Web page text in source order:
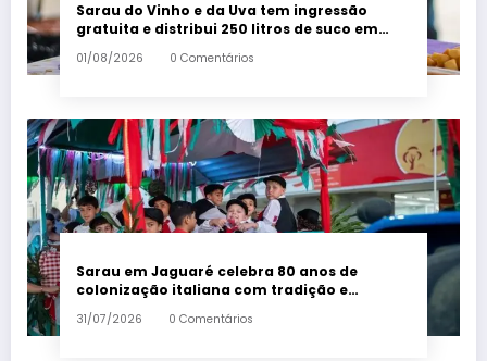
Sarau do Vinho e da Uva tem ingressão
gratuita e distribui 250 litros de suco em
Santa Teresa – Em Dia ES
01/08/2026 0 Comentários
Sarau em Jaguaré celebra 80 anos de
colonização italiana com tradição e
trambolhão da polenta – Em Dia ES
31/07/2026 0 Comentários